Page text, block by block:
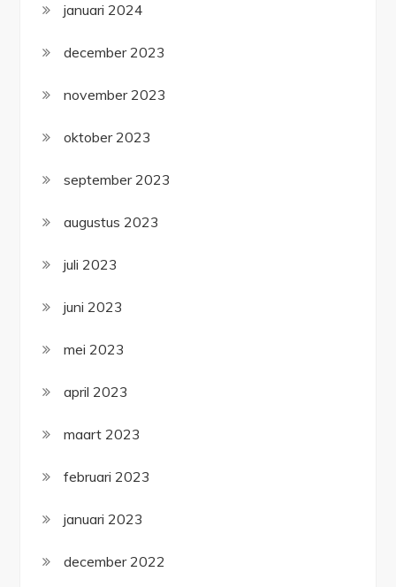
januari 2024
december 2023
november 2023
oktober 2023
september 2023
augustus 2023
juli 2023
juni 2023
mei 2023
april 2023
maart 2023
februari 2023
januari 2023
december 2022